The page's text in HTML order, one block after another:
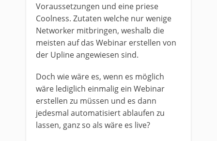
Voraussetzungen und eine priese
Coolness. Zutaten welche nur wenige
Networker mitbringen, weshalb die
meisten auf das Webinar erstellen von
der Upline angewiesen sind.
Doch wie wäre es, wenn es möglich
wäre lediglich einmalig ein Webinar
erstellen zu müssen und es dann
jedesmal automatisiert ablaufen zu
lassen, ganz so als wäre es live?